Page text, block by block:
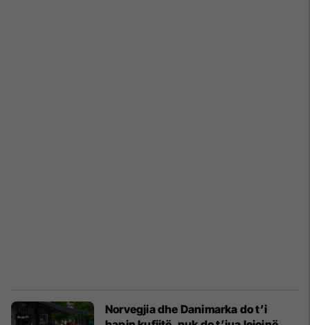
Norvegjia dhe Danimarka do t’i